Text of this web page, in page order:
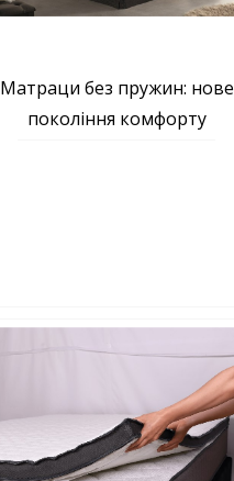
Матраци без пружин: нове
покоління комфорту